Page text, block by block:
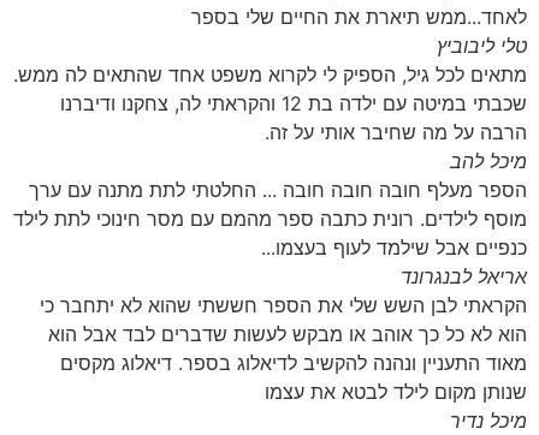
לאחד...ממש תיארת את החיים שלי בספר
טלי ליבוביץ
מתאים לכל גיל, הספיק לי לקרוא משפט אחד שהתאים לה ממש.
שכבתי במיטה עם ילדה בת 12 והקראתי לה, צחקנו ודיברנו
הרבה על מה שחיבר אותי על זה.
מיכל להב
הספר מעלף חובה חובה חובה ... החלטתי לתת מתנה עם ערך
מוסף לילדים. רונית כתבה ספר מהמם עם מסר חינוכי לתת לילד
כנפיים אבל שילמד לעוף בעצמו...
אריאל לבנגרונד
הקראתי לבן השש שלי את הספר חששתי שהוא לא יתחבר כי
הוא לא כל כך אוהב או מבקש לעשות שדברים לבד אבל הוא
מאוד התעניין ונהנה להקשיב לדיאלוג בספר. דיאלוג מקסים
שנותן מקום לילד לבטא את עצמו
מיכל נדיר